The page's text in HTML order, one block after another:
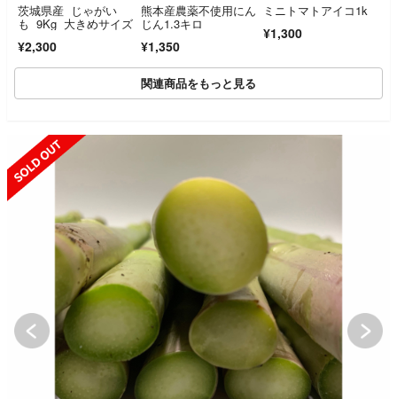
茨城県産 じゃがい
も 9Kg 大きめサイズ
¥2,300
熊本産農薬不使用にん
じん1.3キロ
¥1,350
ミニトマトアイコ1k
¥1,300
関連商品をもっと見る